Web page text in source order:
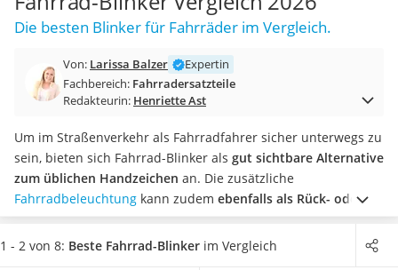
Eufab-Fahrradträger
Trampolin 366 cm
Aluminium-Koffer
Futterboot
E-Bike-Dreirad
Trekkingschuhe Herren
Reisetasche mit Rollen
Klimmzugstation
Koffer
Nachtsichtgerät
Die besten Blinker für Fahrräder im Vergleich.
Von: Larissa Balzer
Expertin
Fachbereich: Fahrradersatzteile
Redakteurin: Henriette Ast
Um im Straßenverkehr als Fahrradfahrer sicher unterwegs zu
sein, bieten sich Fahrrad-Blinker als gut sichtbare Alternative
zum üblichen Handzeichen an. Die zusätzliche
Fahrradbeleuchtung kann zudem ebenfalls als Rück- oder
Bremslichtdienen und Ihre Sichtbarkeit, vor allem in der
dunklen Jahreszeit oder abends, maßgeblich erhöhen.
1 - 2 von 8: Beste Fahrrad-Blinker im Vergleich